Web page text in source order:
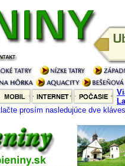
prosím nasledujúce dve